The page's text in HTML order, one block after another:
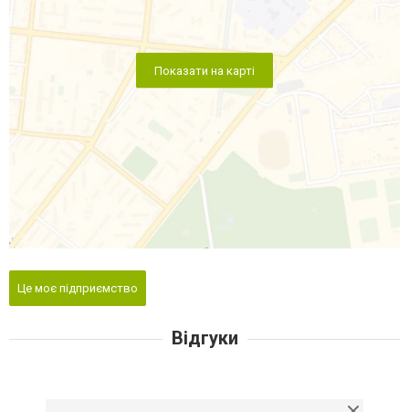
Показати на карті
Це моє підприємство
Відгуки